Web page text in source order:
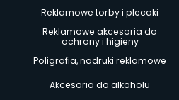
Reklamowe torby i plecaki
Reklamowe akcesoria do
ochrony i higieny
Poligrafia, nadruki reklamowe
Akcesoria do alkoholu